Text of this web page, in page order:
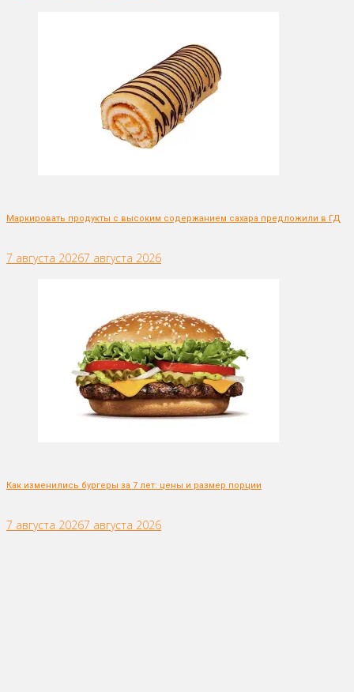
Маркировать продукты с высоким содержанием сахара предложили в ГД
7 августа 20267 августа 2026
Как изменились бургеры за 7 лет: цены и размер порции
7 августа 20267 августа 2026